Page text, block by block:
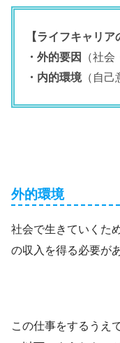
【ライフキャリア
・外的要因
（社会
・内的環境（自己
外的環境
社会で生きていくた
の収入を得る必要が
この仕事をするうえ